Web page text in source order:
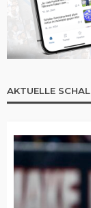
AKTUELLE